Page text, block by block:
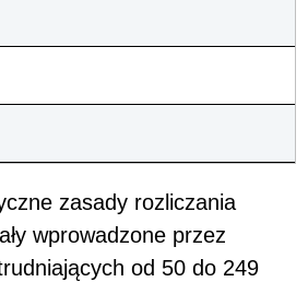
zasady rozliczania
wprowadzone przez
od 50 do 249